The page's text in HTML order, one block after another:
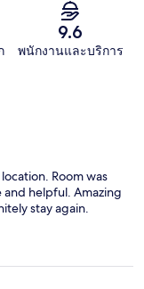
9.6
พนักงานและบริการ
Room was
and helpful. Amazing
stay again.